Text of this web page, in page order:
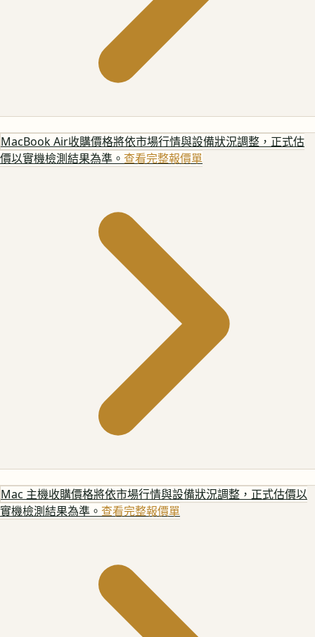
MacBook Air收購價格將依市場行情與設備狀況調整，正式估
價以實機檢測結果為準。 查看完整報價單
Mac 主機收購價格將依市場行情與設備狀況調整，正式估價以
實機檢測結果為準。 查看完整報價單